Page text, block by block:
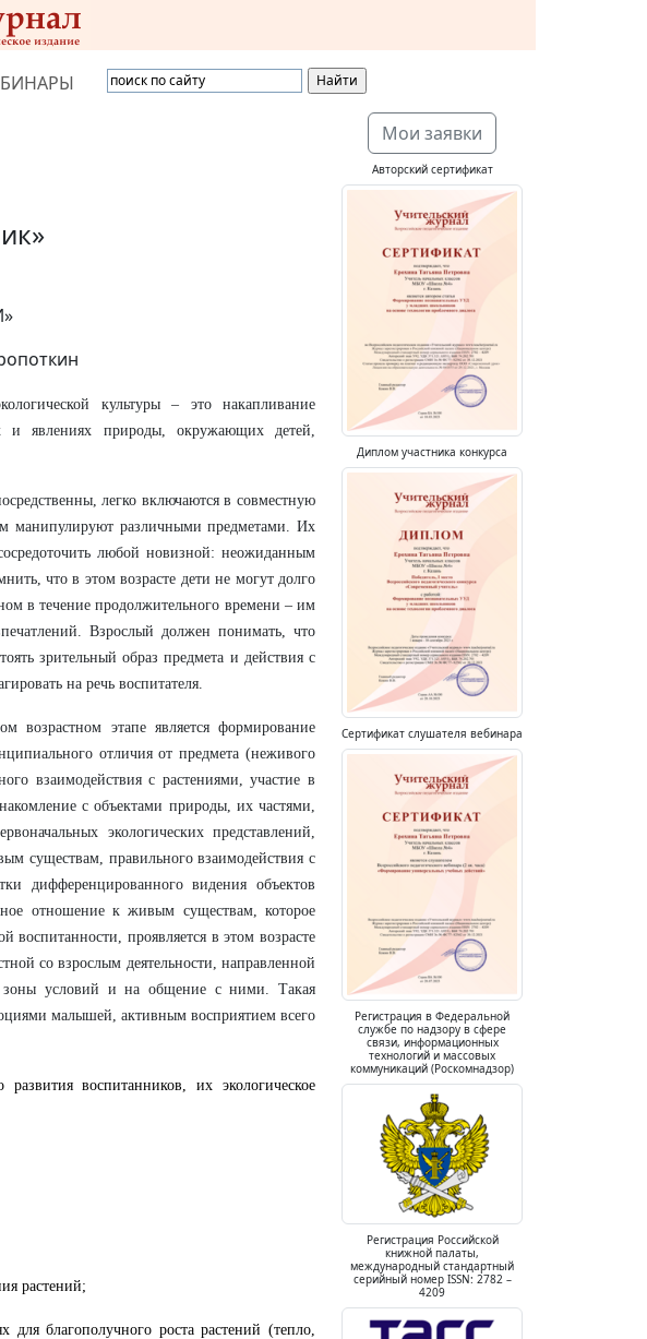
культуры – это накапливание
и явлениях природы, окружающих детей,
легко включаются в совместную
манипулируют различными предметами. Их
любой новизной: неожиданным
что в этом возрасте дети не могут долго
в течение продолжительного времени – им
Взрослый должен понимать, что
зрительный образ предмета и действия с
на речь воспитателя.
возрастном этапе является формирование
отличия от предмета (неживого
взаимодействия с растениями, участие в
с объектами природы, их частями,
экологических представлений,
существам, правильного взаимодействия с
дифференцированного видения объектов
отношение к живым существам, которое
воспитанности, проявляется в этом возрасте
со взрослым деятельности, направленной
зоны условий и на общение с ними. Такая
малышей, активным восприятием всего
воспитанников, их экологическое
растений;
для благополучного роста растений (тепло,
Мои заявки
Авторский сертификат
Диплом участника конкурса
Сертификат слушателя вебинара
Регистрация в Федеральной
службе по надзору в сфере
связи, информационных
технологий и массовых
коммуникаций (Роскомнадзор)
Регистрация Российской
книжной палаты,
международный стандартный
серийный номер ISSN: 2782 –
4209